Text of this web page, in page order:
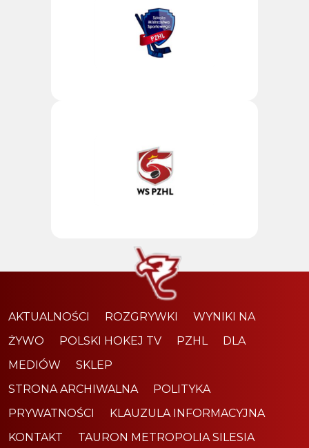
AKTUALNOŚCI ROZGRYWKI
WYNIKI NA
ŻYWO
POLSKI HOKEJ TV PZHL
DLA
MEDIÓW
SKLEP
STRONA ARCHIWALNA
POLITYKA
PRYWATNOŚCI
KLAUZULA INFORMACYJNA
KONTAKT
TAURON METROPOLIA SILESIA